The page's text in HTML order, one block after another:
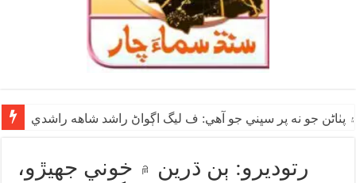
جو نه پر سڀني جو آهي: ف ليگ اڳواڻ راشد شاهه راشدي
رتوديرو: ٻن ڌرين ۾ خوني جهيڙو،